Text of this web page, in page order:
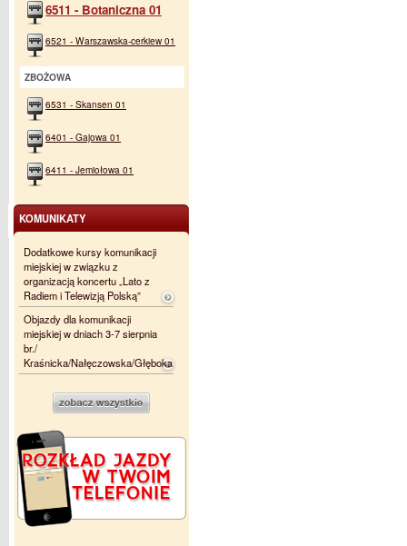
6511 - Botaniczna 01
6521 - Warszawska-cerkiew 01
ZBOŻOWA
6531 - Skansen 01
6401 - Gajowa 01
6411 - Jemiołowa 01
KOMUNIKATY
Dodatkowe kursy komunikacji
miejskiej w związku z
organizacją koncertu „Lato z
Radiem i Telewizją Polską”
Objazdy dla komunikacji
miejskiej w dniach 3-7 sierpnia
br./
Kraśnicka/Nałęczowska/Głęboka